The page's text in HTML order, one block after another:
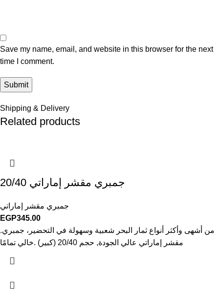
Save my name, email, and website in this browser for the next
time I comment.
Shipping & Delivery
Related products
جمبري مقشر إماراتي 20/40
جمبري مقشر إماراتي
EGP345.00
.من أشهى وأكثر أنواع ثمار البحر شعبية وسهولة في التحضير، جمبري
مقشر إماراتي عالي الجودة, حجم 20/40 (كبير) .خالي تمامًا